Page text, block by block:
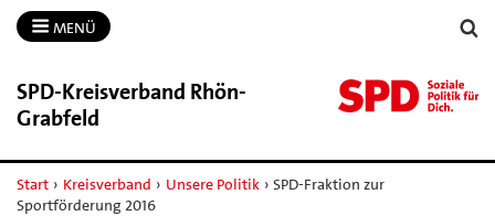
MENÜ
SPD-​Kreisverband Rhön-​
Grabfeld
Start › Kreisverband › Unsere Politik › SPD-Fraktion zur
Sportförderung 2016